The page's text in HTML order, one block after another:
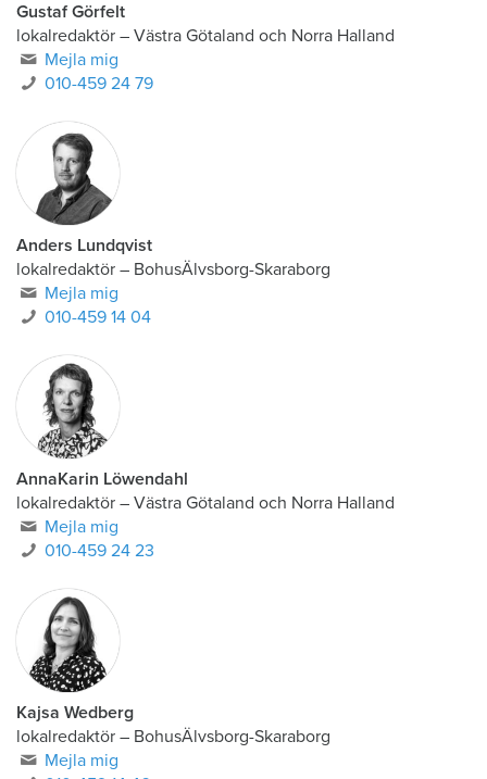
Gustaf Görfelt
lokalredaktör – Västra Götaland och Norra Halland
Mejla mig
010-459 24 79
Anders Lundqvist
lokalredaktör – BohusÄlvsborg-Skaraborg
Mejla mig
010-459 14 04
AnnaKarin Löwendahl
lokalredaktör – Västra Götaland och Norra Halland
Mejla mig
010-459 24 23
Kajsa Wedberg
lokalredaktör – BohusÄlvsborg-Skaraborg
Mejla mig